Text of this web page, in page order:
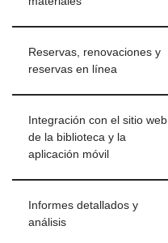
Reservas, renovaciones y
reservas en línea
Integración con el sitio web
de la biblioteca y la
aplicación móvil
Informes detallados y
análisis